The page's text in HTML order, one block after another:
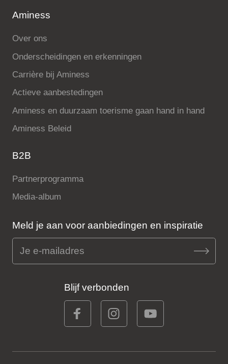
Aminess
Over ons
Onderscheidingen en erkenningen
Carrière bij Aminess
Actieve aanbestedingen
Aminess en duurzaam toerisme gaan hand in hand
Aminess Beleid
B2B
Partnerprogramma
Media-album
Meld je aan voor aanbiedingen en inspiratie
Blijf verbonden